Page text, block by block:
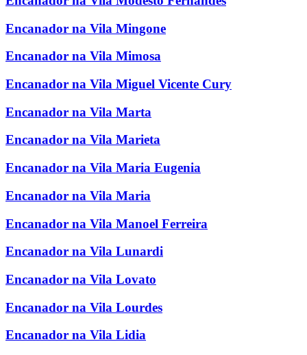
Encanador na Vila Mingone
Encanador na Vila Mimosa
Encanador na Vila Miguel Vicente Cury
Encanador na Vila Marta
Encanador na Vila Marieta
Encanador na Vila Maria Eugenia
Encanador na Vila Maria
Encanador na Vila Manoel Ferreira
Encanador na Vila Lunardi
Encanador na Vila Lovato
Encanador na Vila Lourdes
Encanador na Vila Lidia